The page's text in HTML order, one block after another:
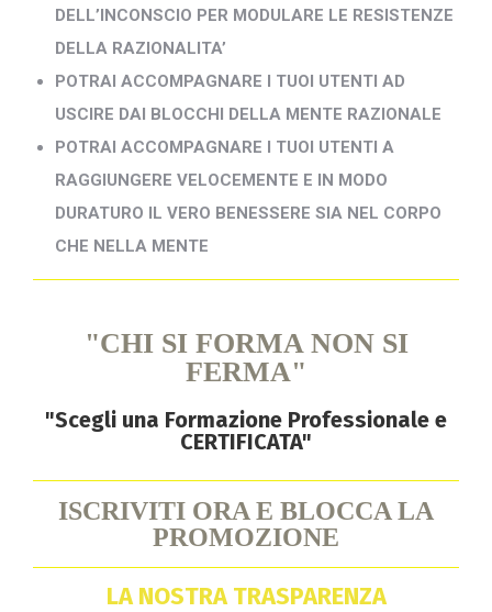
DELL’INCONSCIO PER MODULARE LE RESISTENZE
DELLA RAZIONALITA’
POTRAI ACCOMPAGNARE I TUOI UTENTI AD
USCIRE DAI BLOCCHI DELLA MENTE RAZIONALE
POTRAI ACCOMPAGNARE I TUOI UTENTI A
RAGGIUNGERE VELOCEMENTE E IN MODO
DURATURO IL VERO BENESSERE SIA NEL CORPO
CHE NELLA MENTE
"CHI SI FORMA NON SI
FERMA"
"Scegli una Formazione Professionale e
CERTIFICATA"
ISCRIVITI ORA E BLOCCA LA
PROMOZIONE
LA NOSTRA TRASPARENZA